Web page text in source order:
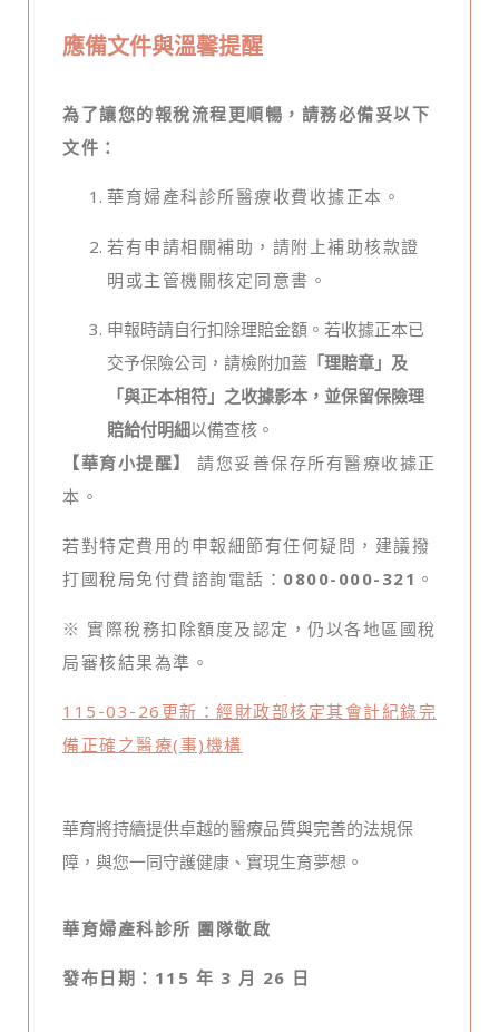
應備文件與溫馨提醒
為了讓您的報稅流程更順暢，請務必備妥以下
文件：
華育婦產科診所醫療收費收據正本。
若有申請相關補助，請附上補助核款證
明或主管機關核定同意書。
申報時請自行扣除理賠金額。若收據正本已
交予保險公司，請檢附加蓋 「理賠章」及
「與正本相符」 之收據影本，並保留保險理
賠給付明細以備查核。
【華育小提醒】
請您妥善保存所有醫療收據正
本。
若對特定費用的申報細節有任何疑問，建議撥
打國稅局免付費諮詢電話： 0800-000-321 。
※ 實際稅務扣除額度及認定，仍以各地區國稅
局審核結果為準。
115-03-26更新：經財政部核定其會計紀錄完
備正確之醫療(事)機構
華育將持續提供卓越的醫療品質與完善的法規保
障，與您一同守護健康、實現生育夢想。
華育婦產科診所 團隊敬啟
發布日期：115 年 3 月 26 日